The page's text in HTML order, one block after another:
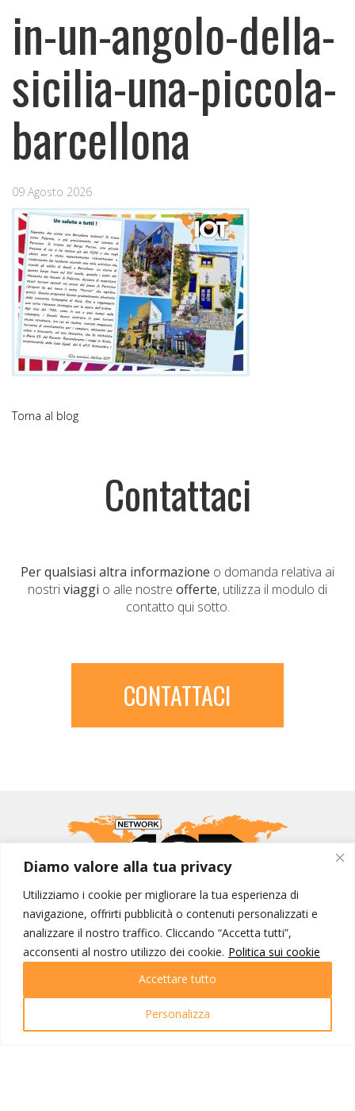
Diamo valore alla tua privacy
Utilizziamo i cookie per migliorare la tua esperienza di
navigazione, offrirti pubblicità o contenuti personalizzati e
analizzare il nostro traffico. Cliccando “Accetta tutti”,
acconsenti al nostro utilizzo dei cookie. Politica sui cookie
Personalizza
Accettare tutto
in-un-angolo-della-
sicilia-una-piccola-
barcellona
09 Agosto 2026
Torna al blog
Contattaci
Per qualsiasi altra informazione o domanda relativa ai
nostriviaggi o alle nostre offerte, utilizza il modulo di
contatto qui sotto.
CONTATTACI
MONDO IOT VIAGGI
Corporate
Contatti
I NOSTRI PRODOTTI